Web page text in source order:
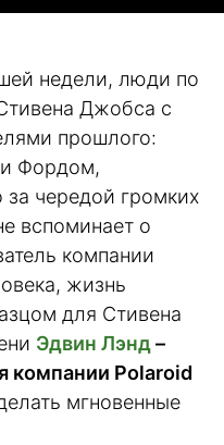
недели, люди по
Джобса с
прошлого:
Фордом,
чередой громких
вспоминает о
компании
жизнь
для Стивена
Эдвин Лэнд–
компании Polaroid
мгновенные